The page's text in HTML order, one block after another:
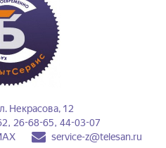
Некрасова, 12
26-68-65, 44-03-07
service-z@telesan.ru